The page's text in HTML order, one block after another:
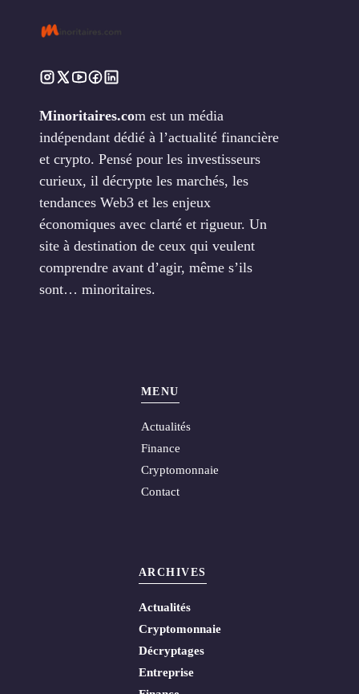
Minoritaires.com est un média
indépendant dédié à l’actualité financière
et crypto. Pensé pour les investisseurs
curieux, il décrypte les marchés, les
tendances Web3 et les enjeux
économiques avec clarté et rigueur. Un
site à destination de ceux qui veulent
comprendre avant d’agir, même s’ils
sont… minoritaires.
MENU
Actualités
Finance
Cryptomonnaie
Contact
ARCHIVES
Actualités
Cryptomonnaie
Décryptages
Entreprise